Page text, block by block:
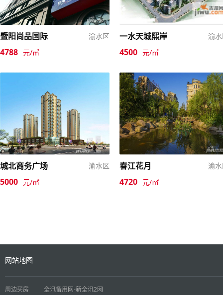
暨阳尚品国际 渝水区
4788 元/㎡
一水天城熙岸 渝
4500 元/㎡
城北商务广场 渝水区
5000 元/㎡
春江花月 渝
4720 元/㎡
网站地图
周边买房 全讯备用网-新全讯2网